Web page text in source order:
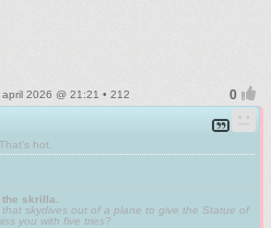
2026 @ 21:21 • 212
That's hot.
skrilla.
skydives out of a plane to give the Statue of
you with five tries?